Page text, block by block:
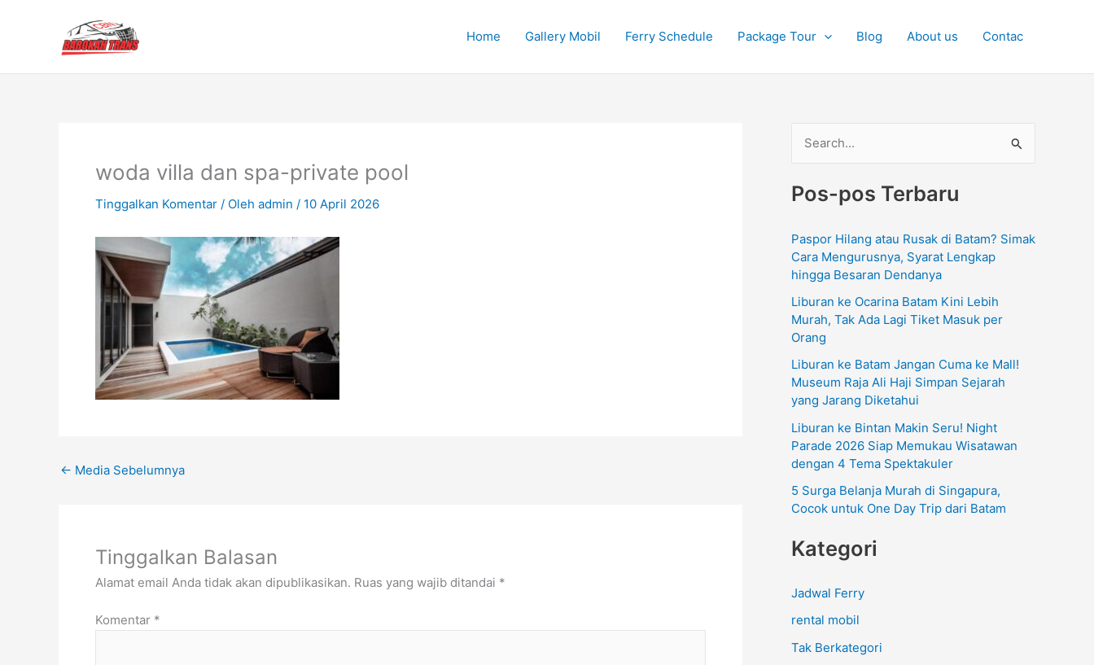
Home Gallery Mobil Ferry Schedule Package Tour Blog About us Contac
woda villa dan spa-private pool
Tinggalkan Komentar / Oleh admin / 10 April 2026
← Media Sebelumnya
Tinggalkan Balasan
Alamat email Anda tidak akan dipublikasikan. Ruas yang wajib ditandai *
Komentar *
u
n
u
k
:
Pos-pos Terbaru
Paspor Hilang atau Rusak di Batam? Simak
Cara Mengurusnya, Syarat Lengkap
hingga Besaran Dendanya
Liburan ke Ocarina Batam Kini Lebih
Murah, Tak Ada Lagi Tiket Masuk per
Orang
Liburan ke Batam Jangan Cuma ke Mall!
Museum Raja Ali Haji Simpan Sejarah
yang Jarang Diketahui
Liburan ke Bintan Makin Seru! Night
Parade 2026 Siap Memukau Wisatawan
dengan 4 Tema Spektakuler
5 Surga Belanja Murah di Singapura,
Cocok untuk One Day Trip dari Batam
Kategori
Jadwal Ferry
rental mobil
Tak Berkategori